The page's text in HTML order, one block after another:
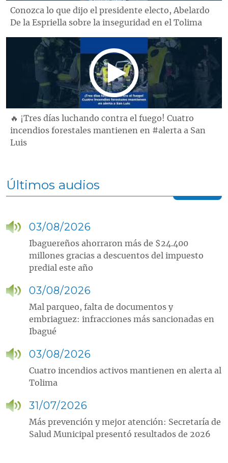
Conozca lo que dijo el presidente electo, Abelardo
De la Espriella sobre la inseguridad en el Tolima
🔥 ¡Tres días luchando contra el fuego! Cuatro
incendios forestales mantienen en #alerta a San
Luis
Últimos audios
03/08/2026
Ibaguereños ahorraron más de $24.400
millones gracias a descuentos del impuesto
predial este año
03/08/2026
Mal parqueo, falta de documentos y
embriaguez: infracciones más sancionadas en
Ibagué
03/08/2026
Cuatro incendios activos mantienen en alerta al
Tolima
31/07/2026
Más prevención y mejor atención: Secretaría de
Salud Municipal presentó resultados de 2026